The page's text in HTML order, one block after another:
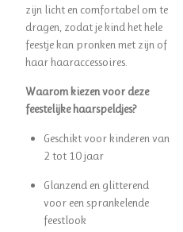
zijn licht en comfortabel om te
dragen, zodat je kind het hele
feestje kan pronken met zijn of
haar haaraccessoires.
Waarom kiezen voor deze
feestelijke haarspeldjes?
Geschikt voor kinderen van
2 tot 10 jaar
Glanzend en glitterend
voor een sprankelende
feestlook